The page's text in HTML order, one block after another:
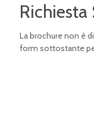
Richiesta
La brochure non è
form sottostante